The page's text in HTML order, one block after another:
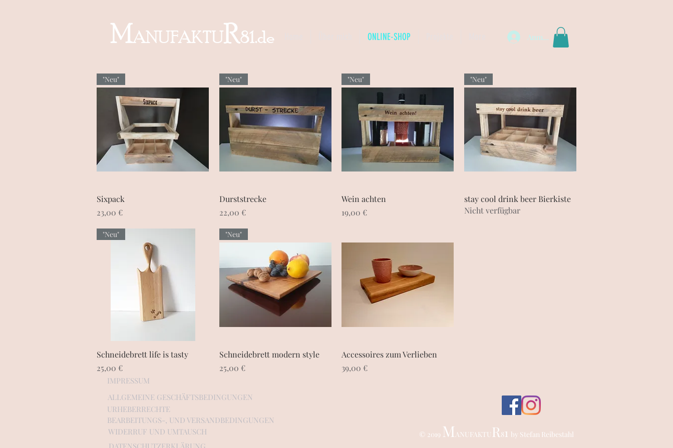
ONLINE-SHOP Anmelden
"Neu"
Sixpack
Preis
23,00 €
Schnellansicht
"Neu"
Durststrecke
Preis
22,00 €
Schnellansicht
"Neu"
Wein achten
Preis
19,00 €
Schnellansicht
"Neu"
stay cool drink beer Bierkiste
Nicht verfügbar
Schnellansicht
"Neu"
Schneidebrett life is tasty
Preis
25,00 €
Schnellansicht
"Neu"
Schneidebrett modern style
Preis
25,00 €
Schnellansicht
Accessoires zum Verlieben
Preis
39,00 €
IMPRESSUM
ALLGEMEINE GESCHÄFTSBEDINGUNGEN
WIDERRUF UND UMTAUSCH
URHEBERRECHTE
BEARBEITUNGS-, UND VERSANDBEDINGUNGEN
DATENSCHUTZERKLÄRUNG
© 2019 M ANUFAKTU R 8 1 by Stefan Reibestahl